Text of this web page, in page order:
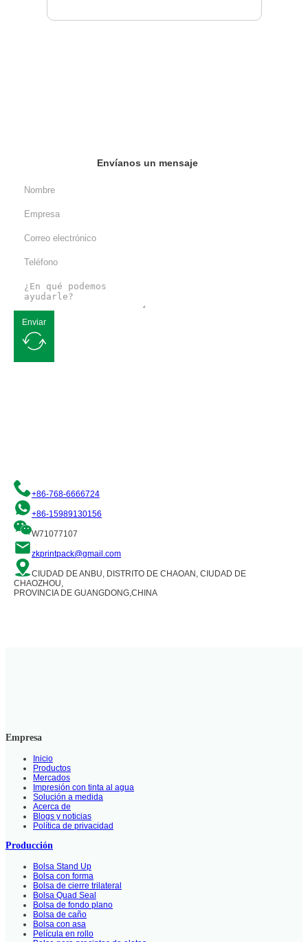
Envíanos un mensaje
Enviar
+86-768-6666724
+86-15989130156
W71077107
zkprintpack@gmail.com
CIUDAD DE ANBU, DISTRITO DE CHAOAN, CIUDAD DE
CHAOZHOU,
PROVINCIA DE GUANGDONG,CHINA
Empresa
Inicio
Productos
Mercados
Impresión con tinta al agua
Solución a medida
Acerca de
Blogs y noticias
Política de privacidad
Producción
Bolsa Stand Up
Bolsa con forma
Bolsa de cierre trilateral
Bolsa Quad Seal
Bolsa de fondo plano
Bolsa de caño
Bolsa con asa
Película en rollo